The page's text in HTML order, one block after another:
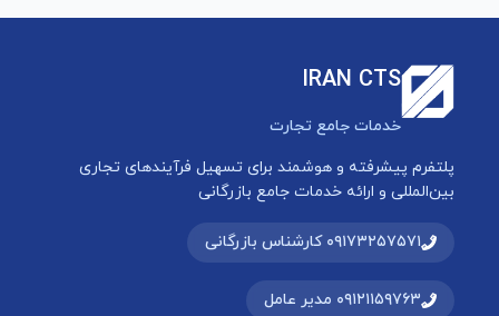
IRAN CTS
خدمات جامع تجارت
پلتفرم پیشرفته و هوشمند برای تسهیل فرآیندهای تجاری
بین‌المللی و ارائه خدمات جامع بازرگانی
۰۹۱۷۳۲۵۷۵۷۱ کارشناس بازرگانی
۰۹۱۲۱۱۵۹۷۶۳ مدیر عامل